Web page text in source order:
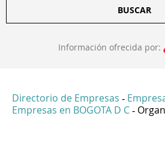
BUSCAR
Información ofrecida por:
Directorio de Empresas -
Empresas en BOGOTA D C -